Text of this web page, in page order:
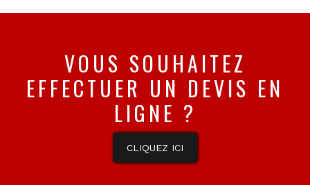
VOUS SOUHAITEZ
EFFECTUER UN DEVIS EN
LIGNE ?
CLIQUEZ ICI